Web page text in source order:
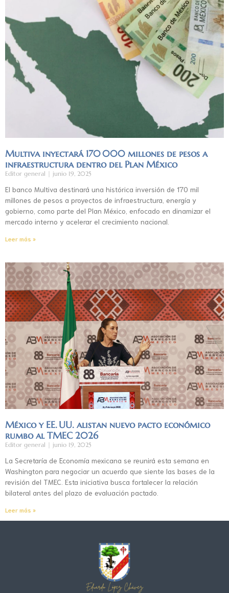
Multiva inyectará 170 000 millones de pesos a
infraestructura dentro del Plan México
Editor general junio 19, 2025
El banco Multiva destinará una histórica inversión de 170 mil
millones de pesos a proyectos de infraestructura, energía y
gobierno, como parte del Plan México, enfocado en dinamizar el
mercado interno y acelerar el crecimiento nacional.
Leer más »
México y EE. UU. alistan nuevo pacto económico
rumbo al TMEC 2026
Editor general junio 19, 2025
La Secretaría de Economía mexicana se reunirá esta semana en
Washington para negociar un acuerdo que siente las bases de la
revisión del TMEC. Esta iniciativa busca fortalecer la relación
bilateral antes del plazo de evaluación pactado.
Leer más »